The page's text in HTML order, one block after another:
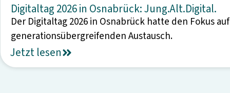
Digitaltag 2026 in Osnabrück: Jung.Alt.Digital.
Der Digitaltag 2026 in Osnabrück hatte den Fokus
generationsübergreifenden Austausch.
Jetzt lesen